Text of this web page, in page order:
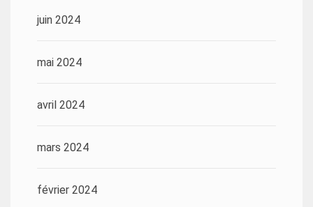
juin 2024
mai 2024
avril 2024
mars 2024
février 2024